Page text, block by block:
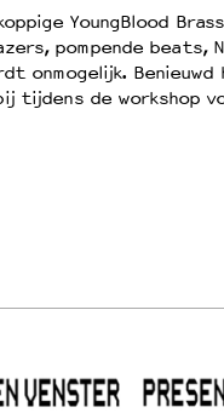
YoungBlood
pompende beats,
onmogelijk. Benieuwd
tijdens de workshop